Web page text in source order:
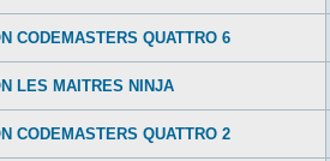
CODEMASTERS QUATTRO 6
LES MAITRES NINJA
CODEMASTERS QUATTRO 2